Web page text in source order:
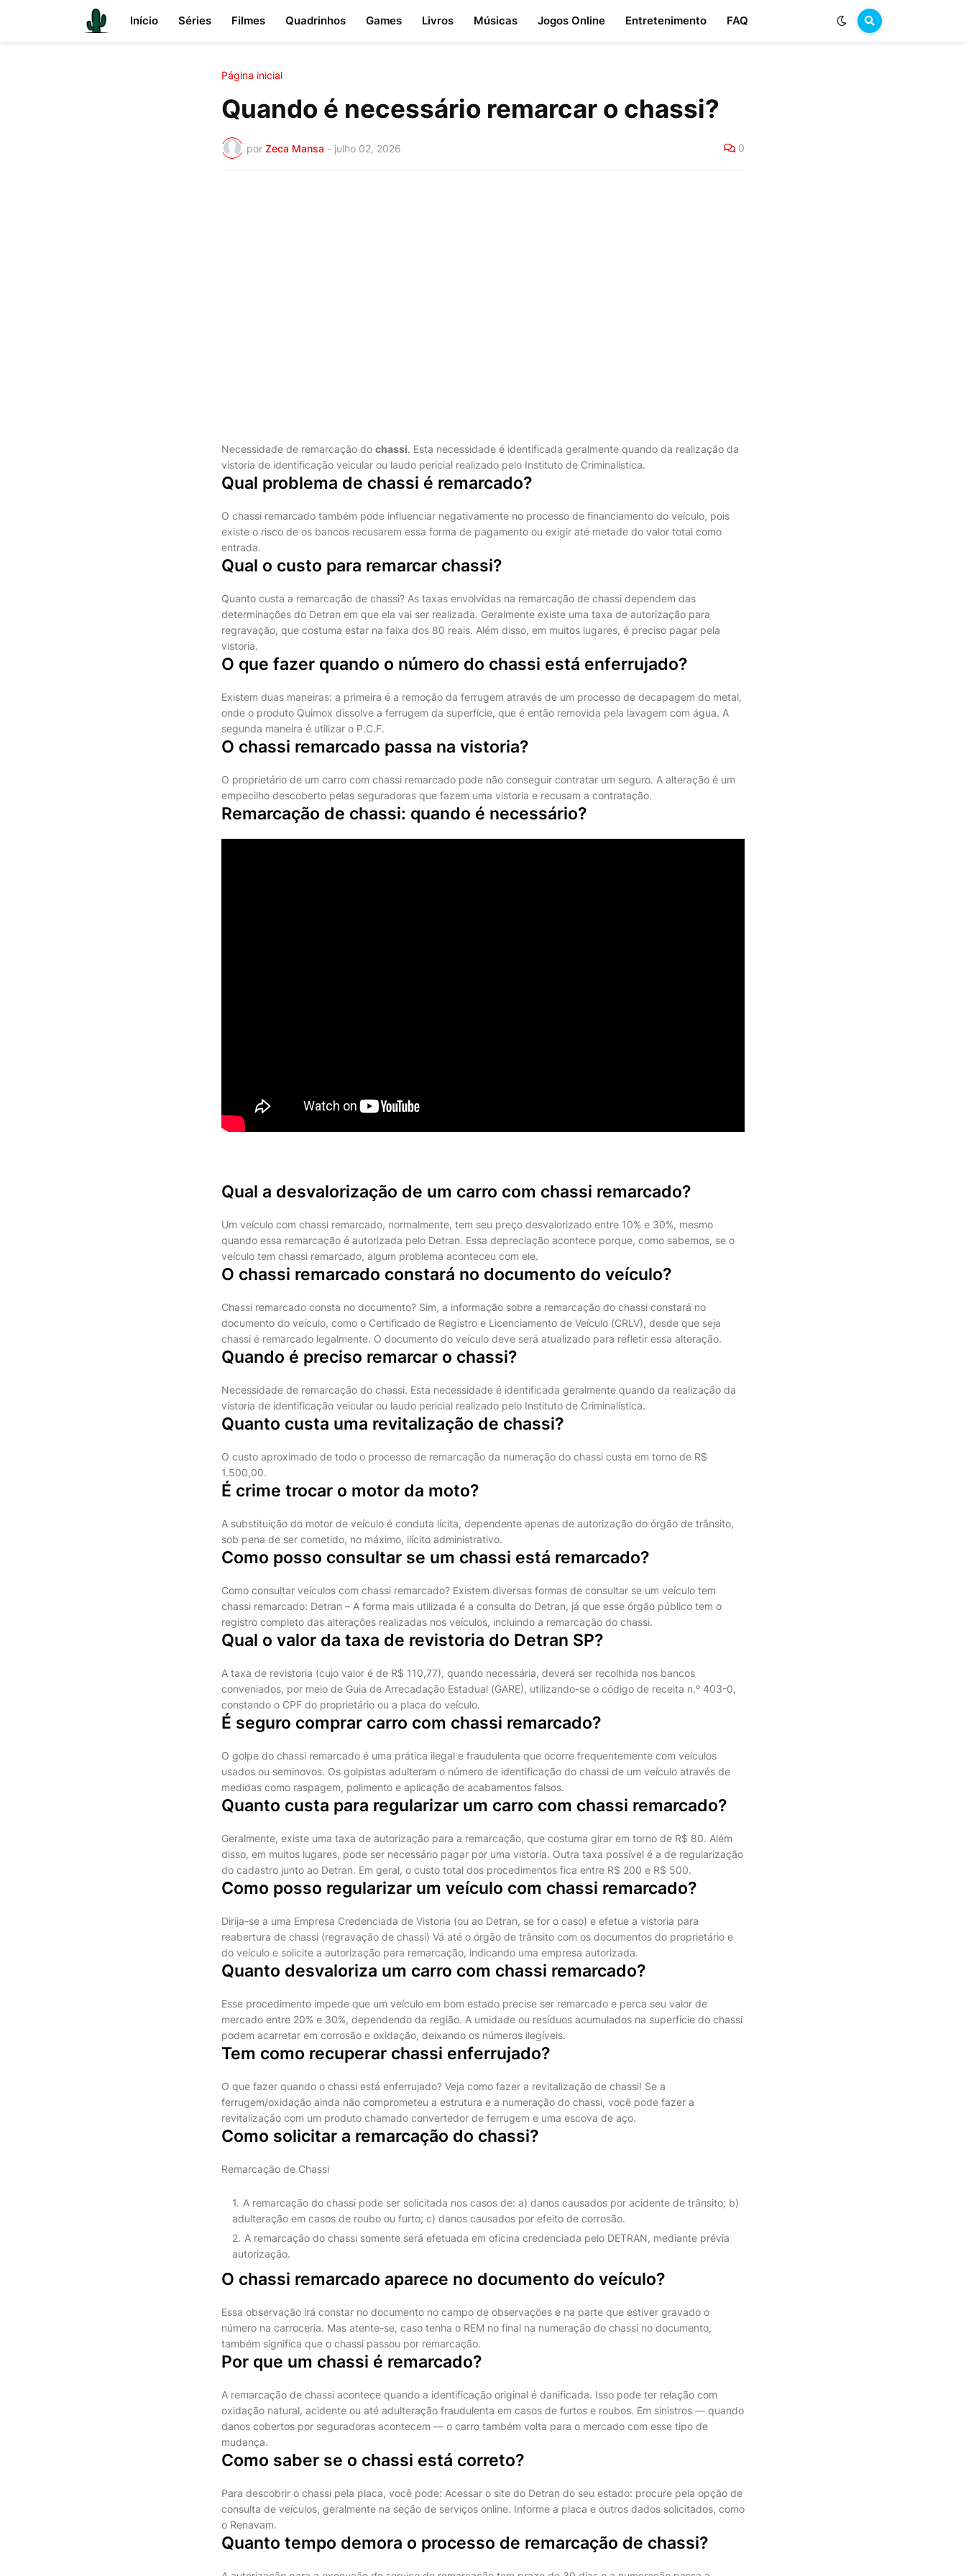
Início Séries Filmes Quadrinhos Games Livros Músicas Jogos Online Entretenimento FAQ
Página inicial
Quando é necessário remarcar o chassi?
por Zeca Mansa - julho 02, 2026 0
Necessidade de remarcação do chassi. Esta necessidade é identificada geralmente quando da realização da
vistoria de identificação veicular ou laudo pericial realizado pelo Instituto de Criminalística.
Qual problema de chassi é remarcado?
O chassi remarcado também pode influenciar negativamente no processo de financiamento do veículo, pois
existe o risco de os bancos recusarem essa forma de pagamento ou exigir até metade do valor total como
entrada.
Qual o custo para remarcar chassi?
Quanto custa a remarcação de chassi? As taxas envolvidas na remarcação de chassi dependem das
determinações do Detran em que ela vai ser realizada. Geralmente existe uma taxa de autorização para
regravação, que costuma estar na faixa dos 80 reais. Além disso, em muitos lugares, é preciso pagar pela
vistoria.
O que fazer quando o número do chassi está enferrujado?
Existem duas maneiras: a primeira é a remoção da ferrugem através de um processo de decapagem do metal,
onde o produto Quimox dissolve a ferrugem da superfície, que é então removida pela lavagem com água. A
segunda maneira é utilizar o P.C.F.
O chassi remarcado passa na vistoria?
O proprietário de um carro com chassi remarcado pode não conseguir contratar um seguro. A alteração é um
empecilho descoberto pelas seguradoras que fazem uma vistoria e recusam a contratação.
Remarcação de chassi: quando é necessário?
Qual a desvalorização de um carro com chassi remarcado?
Um veículo com chassi remarcado, normalmente, tem seu preço desvalorizado entre 10% e 30%, mesmo
quando essa remarcação é autorizada pelo Detran. Essa depreciação acontece porque, como sabemos, se o
veículo tem chassi remarcado, algum problema aconteceu com ele.
O chassi remarcado constará no documento do veículo?
Chassi remarcado consta no documento? Sim, a informação sobre a remarcação do chassi constará no
documento do veículo, como o Certificado de Registro e Licenciamento de Veículo (CRLV), desde que seja
chassi é remarcado legalmente. O documento do veículo deve será atualizado para refletir essa alteração.
Quando é preciso remarcar o chassi?
Necessidade de remarcação do chassi. Esta necessidade é identificada geralmente quando da realização da
vistoria de identificação veicular ou laudo pericial realizado pelo Instituto de Criminalística.
Quanto custa uma revitalização de chassi?
O custo aproximado de todo o processo de remarcação da numeração do chassi custa em torno de R$
1.500,00.
É crime trocar o motor da moto?
A substituição do motor de veículo é conduta lícita, dependente apenas de autorização do órgão de trânsito,
sob pena de ser cometido, no máximo, ilícito administrativo.
Como posso consultar se um chassi está remarcado?
Como consultar veículos com chassi remarcado? Existem diversas formas de consultar se um veículo tem
chassi remarcado: Detran – A forma mais utilizada é a consulta do Detran, já que esse órgão público tem o
registro completo das alterações realizadas nos veículos, incluindo a remarcação do chassi.
Qual o valor da taxa de revistoria do Detran SP?
A taxa de revistoria (cujo valor é de R$ 110,77), quando necessária, deverá ser recolhida nos bancos
conveniados, por meio de Guia de Arrecadação Estadual (GARE), utilizando-se o código de receita n.º 403-0,
constando o CPF do proprietário ou a placa do veículo.
É seguro comprar carro com chassi remarcado?
O golpe do chassi remarcado é uma prática ilegal e fraudulenta que ocorre frequentemente com veículos
usados ou seminovos. Os golpistas adulteram o número de identificação do chassi de um veículo através de
medidas como raspagem, polimento e aplicação de acabamentos falsos.
Quanto custa para regularizar um carro com chassi remarcado?
Geralmente, existe uma taxa de autorização para a remarcação, que costuma girar em torno de R$ 80. Além
disso, em muitos lugares, pode ser necessário pagar por uma vistoria. Outra taxa possível é a de regularização
do cadastro junto ao Detran. Em geral, o custo total dos procedimentos fica entre R$ 200 e R$ 500.
Como posso regularizar um veículo com chassi remarcado?
Dirija-se a uma Empresa Credenciada de Vistoria (ou ao Detran, se for o caso) e efetue a vistoria para
reabertura de chassi (regravação de chassi) Vá até o órgão de trânsito com os documentos do proprietário e
do veículo e solicite a autorização para remarcação, indicando uma empresa autorizada.
Quanto desvaloriza um carro com chassi remarcado?
Esse procedimento impede que um veículo em bom estado precise ser remarcado e perca seu valor de
mercado entre 20% e 30%, dependendo da região. A umidade ou resíduos acumulados na superfície do chassi
podem acarretar em corrosão e oxidação, deixando os números ilegíveis.
Tem como recuperar chassi enferrujado?
O que fazer quando o chassi está enferrujado? Veja como fazer a revitalização de chassi! Se a
ferrugem/oxidação ainda não comprometeu a estrutura e a numeração do chassi, você pode fazer a
revitalização com um produto chamado convertedor de ferrugem e uma escova de aço.
Como solicitar a remarcação do chassi?
Remarcação de Chassi
A remarcação do chassi pode ser solicitada nos casos de: a) danos causados por acidente de trânsito; b)
adulteração em casos de roubo ou furto; c) danos causados por efeito de corrosão.
A remarcação do chassi somente será efetuada em oficina credenciada pelo DETRAN, mediante prévia
autorização.
O chassi remarcado aparece no documento do veículo?
Essa observação irá constar no documento no campo de observações e na parte que estiver gravado o
número na carroceria. Mas atente-se, caso tenha o REM no final na numeração do chassi no documento,
também significa que o chassi passou por remarcação.
Por que um chassi é remarcado?
A remarcação de chassi acontece quando a identificação original é danificada. Isso pode ter relação com
oxidação natural, acidente ou até adulteração fraudulenta em casos de furtos e roubos. Em sinistros — quando
danos cobertos por seguradoras acontecem — o carro também volta para o mercado com esse tipo de
mudança.
Como saber se o chassi está correto?
Para descobrir o chassi pela placa, você pode: Acessar o site do Detran do seu estado: procure pela opção de
consulta de veículos, geralmente na seção de serviços online. Informe a placa e outros dados solicitados, como
o Renavam.
Quanto tempo demora o processo de remarcação de chassi?